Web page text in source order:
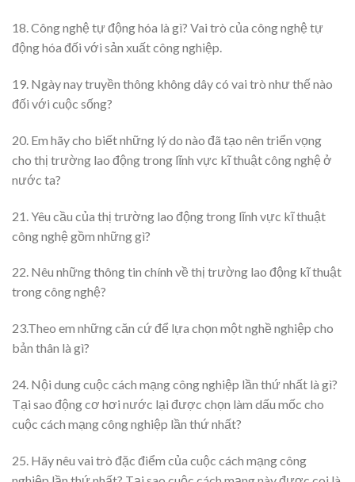
18. Công nghệ tự động hóa là gì? Vai trò của công nghệ tự
động hóa đối với sản xuất công nghiệp.
19. Ngày nay truyền thông không dây có vai trò như thế nào
đối với cuộc sống?
20. Em hãy cho biết những lý do nào đã tạo nên triển vọng
cho thị trường lao động trong lĩnh vực kĩ thuật công nghệ ở
nước ta?
21. Yêu cầu của thị trường lao động trong lĩnh vực kĩ thuật
công nghệ gồm những gì?
22. Nêu những thông tin chính về thị trường lao động kĩ thuật
trong công nghệ?
23.Theo em những căn cứ để lựa chọn một nghề nghiệp cho
bản thân là gì?
24. Nội dung cuộc cách mạng công nghiệp lần thứ nhất là gì?
Tại sao động cơ hơi nước lại được chọn làm dấu mốc cho
cuộc cách mạng công nghiệp lần thứ nhất?
25. Hãy nêu vai trò đặc điểm của cuộc cách mạng công